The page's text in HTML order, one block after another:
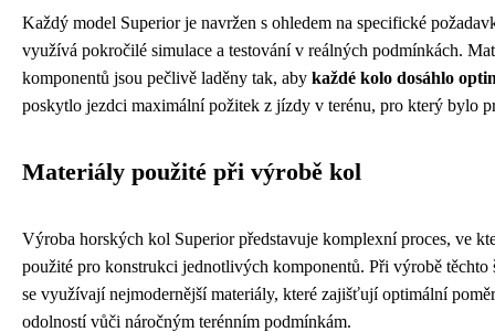
Každý model Superior je navržen s ohledem na specifické
využívá pokročilé simulace a testování v reálných podmínkách.
komponentů jsou pečlivě laděny tak, aby každé kolo dosáhlo
poskytlo jezdci maximální požitek z jízdy v terénu, pro který bylo
Materiály použité při výrobě kol
Výroba horských kol Superior představuje komplexní proces, ve
použité pro konstrukci jednotlivých komponentů. Při výrobě
se využívají nejmodernější materiály, které zajišťují optimální
odolností vůči náročným terénním podmínkám.